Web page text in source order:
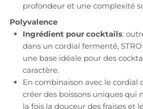
profondeur et une complexité
Polyvalence
Ingrédient pour cocktails:
dans un cordial fermenté,
une base idéale pour des
caractère.
En combinaison avec le cordial
créer des boissons uniques qui
la fois la douceur des fraises et